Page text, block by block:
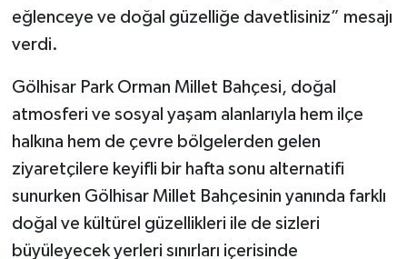
eğlenceye ve doğal güzelliğe davetlisiniz” mesajı
verdi.
Gölhisar Park Orman Millet Bahçesi, doğal
atmosferi ve sosyal yaşam alanlarıyla hem ilçe
halkına hem de çevre bölgelerden gelen
ziyaretçilere keyifli bir hafta sonu alternatifi
sunurken Gölhisar Millet Bahçesinin yanında farklı
doğal ve kültürel güzellikleri ile de sizleri
büyüleyecek yerleri sınırları içerisinde